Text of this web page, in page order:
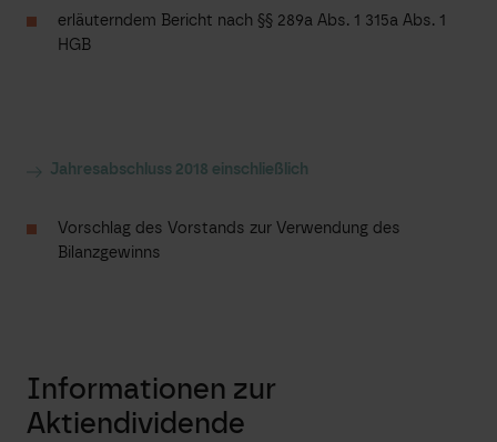
erläuterndem Bericht nach §§ 289a Abs. 1 315a Abs. 1
HGB
Jahresabschluss 2018 einschließlich
Vorschlag des Vorstands zur Verwendung des
Bilanzgewinns
Informationen zur
Aktiendividende